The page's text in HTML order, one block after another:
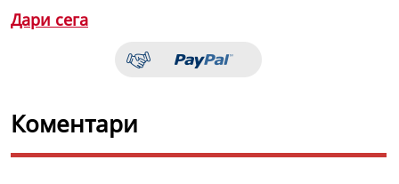
Дари сега
Коментари